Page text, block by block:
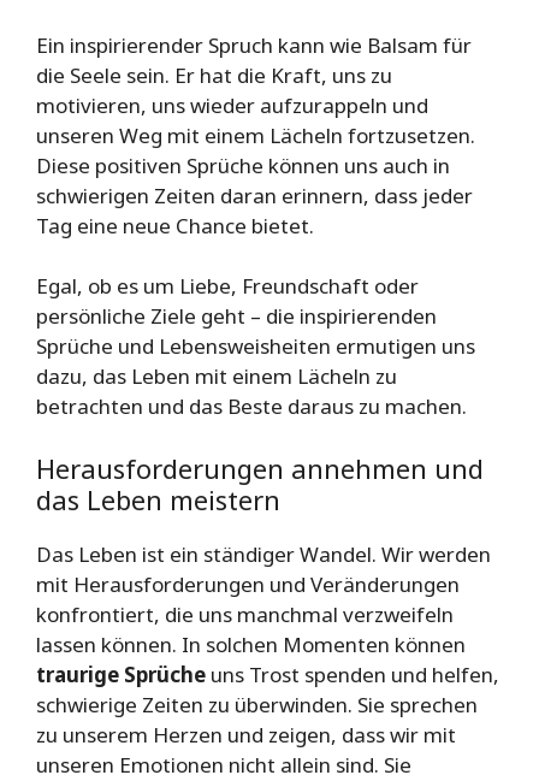
Ein inspirierender Spruch kann wie Balsam für
die Seele sein. Er hat die Kraft, uns zu
motivieren, uns wieder aufzurappeln und
unseren Weg mit einem Lächeln fortzusetzen.
Diese positiven Sprüche können uns auch in
schwierigen Zeiten daran erinnern, dass jeder
Tag eine neue Chance bietet.
Egal, ob es um Liebe, Freundschaft oder
persönliche Ziele geht – die inspirierenden
Sprüche und Lebensweisheiten ermutigen uns
dazu, das Leben mit einem Lächeln zu
betrachten und das Beste daraus zu machen.
Herausforderungen annehmen und
das Leben meistern
Das Leben ist ein ständiger Wandel. Wir werden
mit Herausforderungen und Veränderungen
konfrontiert, die uns manchmal verzweifeln
lassen können. In solchen Momenten können
traurige Sprüche uns Trost spenden und helfen,
schwierige Zeiten zu überwinden. Sie sprechen
zu unserem Herzen und zeigen, dass wir mit
unseren Emotionen nicht allein sind. Sie